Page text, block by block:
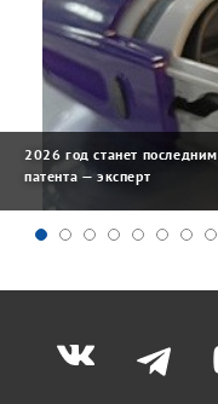
2026 год станет
патента — эксперт